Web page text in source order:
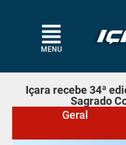
MENU
Içara recebe 34ª
Sagrado
Geral